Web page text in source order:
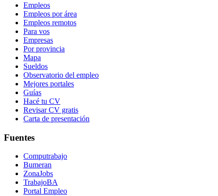
Empleos
Empleos por área
Empleos remotos
Para vos
Empresas
Por provincia
Mapa
Sueldos
Observatorio del empleo
Mejores portales
Guías
Hacé tu CV
Revisar CV gratis
Carta de presentación
Fuentes
Computrabajo
Bumeran
ZonaJobs
TrabajoBA
Portal Empleo